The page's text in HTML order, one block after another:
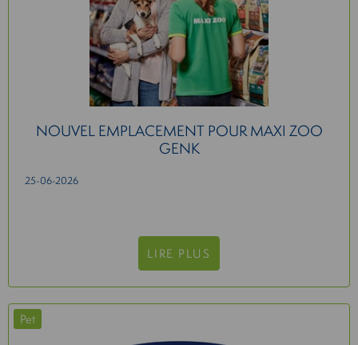
NOUVEL EMPLACEMENT POUR MAXI ZOO
GENK
25-06-2026
LIRE PLUS
Pet